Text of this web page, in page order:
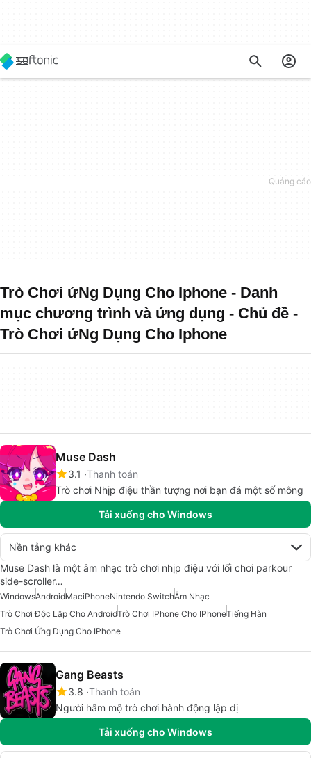
Trò Chơi ứNg Dụng Cho Iphone - Danh
mục chương trình và ứng dụng - Chủ đề -
Trò Chơi ứNg Dụng Cho Iphone
Muse Dash
3.1 Thanh toán
Trò chơi Nhịp điệu thần tượng nơi bạn đá một số mông
Tải xuống cho Windows
Nền tảng khác
Muse Dash là một âm nhạc trò chơi nhịp điệu với lối chơi parkour
side-scroller…
WindowsAndroidMaciPhoneNintendo SwitchÂm Nhạc
Trò Chơi Độc Lập Cho AndroidTrò Chơi IPhone Cho IPhoneTiếng Hàn
Trò Chơi Ứng Dụng Cho IPhone
Gang Beasts
3.8 Thanh toán
Người hâm mộ trò chơi hành động lập dị
Tải xuống cho Windows